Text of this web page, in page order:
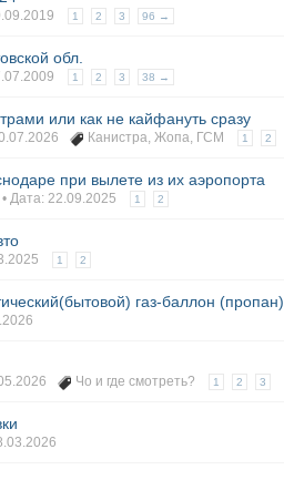
1 2 3 96 →
обл.
1 2 3 38 →
или как не кайфануть сразу
Канистра,Жопа, ГСМ 1 2
при вылете из их аэропорта
Дата:22.09.2025 1 2
1 2
газ-баллон (пропан)
Чо и где смотреть? 1 2 3